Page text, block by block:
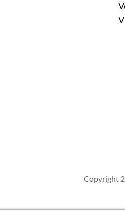
Copyright